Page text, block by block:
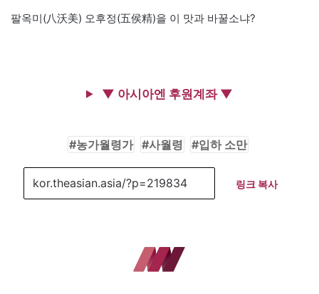
팔옥미(八沃美) 오후정(五侯精)을 이 맛과 바꿀소냐?
▼ 아시아엔 후원계좌 ▼
농가월령가 사월령 입하 소만
링크 복사